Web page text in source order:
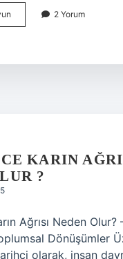
Bulmacada
karşıtlık
2 Yorum
KARIN
?
Ağrısı Neden
Dönüşümler
olarak, insan